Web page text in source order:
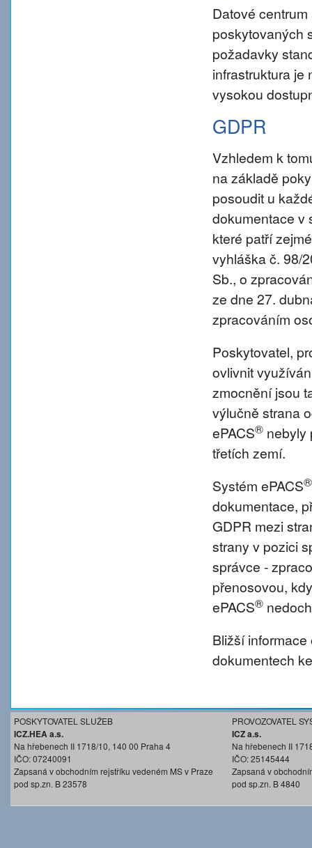
Datové
poskytovaných
požadavky
infrastruktura je
vysokou
GDPR
Vzhledem k
na základě
posoudit u
dokumentace v
které patří
vyhláška č. 98/
Sb., o
ze dne 27.
zpracováním
Poskytovatel,
ovlivnit
zmocnění jsou
výlučně strana
ePACS® nebyly
třetích zemí.
Systém ePACS®
dokumentace,
GDPR mezi
strany v pozici
správce -
přenosovou,
ePACS®
Bližší
dokumentech
POSKYTOVATEL SLUŽEB
ICZ.HEA a.s.
Na hřebenech II 1718/10, 140 00 Praha 4
IČO: 07240091
Zapsaná v obchodním rejstříku vedeném MS v Praze
pod sp.zn. B 23578
PROVOZOVATEL
ICZ a.s.
Na hřebenech II
IČO: 25145444
Zapsaná v
pod sp.zn. B 4840